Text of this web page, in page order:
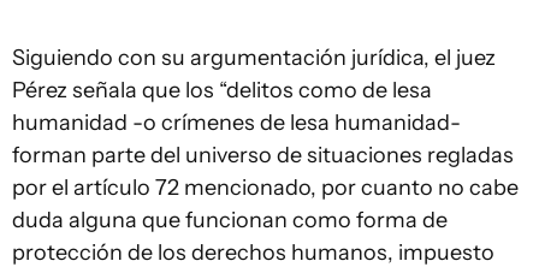
Siguiendo con su argumentación jurídica, el juez
Pérez señala que los “delitos como de lesa
humanidad -o crímenes de lesa humanidad-
forman parte del universo de situaciones regladas
por el artículo 72 mencionado, por cuanto no cabe
duda alguna que funcionan como forma de
protección de los derechos humanos, impuesto